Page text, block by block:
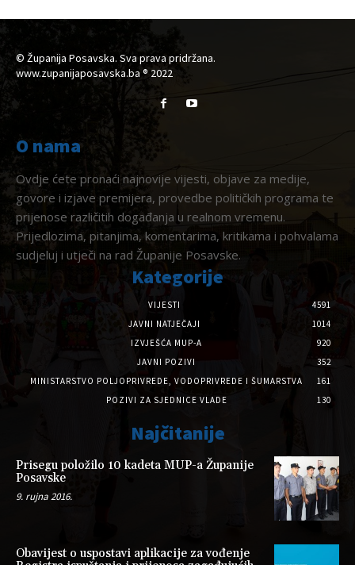
© Županija Posavska. Sva prava pridržana.
www.zupanijaposavska.ba ® 2022
O nama
Ovdje ćete pronaći najnovije vijesti, objave za medije,
govore i izjave premijera, provedbe političkih programa te
prijenose različitih događanja u realnom vremenu.
Prijedlozima, pitanjima, komentarima, kritikama i pohvalama
sudjeluj i utječi na rad Županije Posavske.
Kategorije
VIJESTI
4591
JAVNI NATJEČAJI
1014
IZVJEŠĆA MUP-A
920
JAVNI POZIVI
352
MINISTARSTVO POLJOPRIVREDE, VODOPRIVREDE I ŠUMARSTVA
161
POZIVI ZA SJEDNICE VLADE
130
Najčitanije
Prisegu položilo 10 kadeta MUP-a Županije
Posavske
9. rujna 2016.
Obavijest o uspostavi aplikacije za vođenje